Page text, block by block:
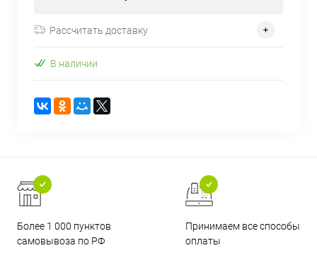
Рассчитать доставку
В наличии
Более 1 000 пунктов
самовывоза по РФ
Принимаем все способы
оплаты